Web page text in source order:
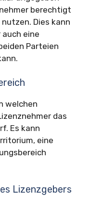
berechtigt
Dies kann
eine
Parteien
welchen
das
Es kann
eine
Lizenzgebers